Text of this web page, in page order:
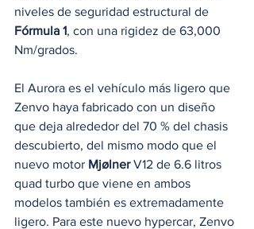
niveles de seguridad estructural de
Fórmula 1, con una rigidez de 63,000
Nm/grados.
El Aurora es el vehículo más ligero que
Zenvo haya fabricado con un diseño
que deja alrededor del 70 % del chasis
descubierto, del mismo modo que el
nuevo motor Mjølner V12 de 6.6 litros
quad turbo que viene en ambos
modelos también es extremadamente
ligero. Para este nuevo hypercar, Zenvo